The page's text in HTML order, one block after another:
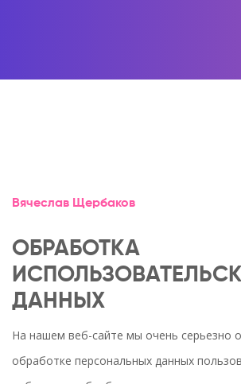
Вячеслав Щербаков
ОБРАБОТКА
ДАННЫХ
На нашем веб-сайте мы очень серьезно
обработке персональных данных